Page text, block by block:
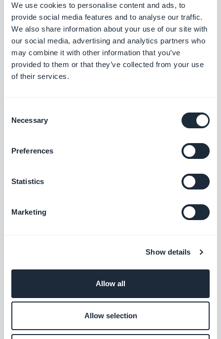
We use cookies to personalise content and ads, to
provide social media features and to analyse our traffic.
We also share information about your use of our site with
our social media, advertising and analytics partners who
may combine it with other information that you’ve
provided to them or that they’ve collected from your use
of their services.
Selection
Necessary
Preferences
Statistics
Marketing
Show details
Allow all
Allow selection
affichage incorrect de la taille des
widgets publicitaires sur les appareils
iPad.
iOS
Extension d'authentification
utilisateur, les accents sont désormais
autorisés dans la boîte de dialogue du
des utilisateurs abonnés étaient ciblés